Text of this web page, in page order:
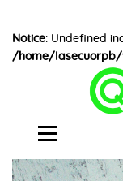
Notice: Undefined
/home/lasecuorpb/